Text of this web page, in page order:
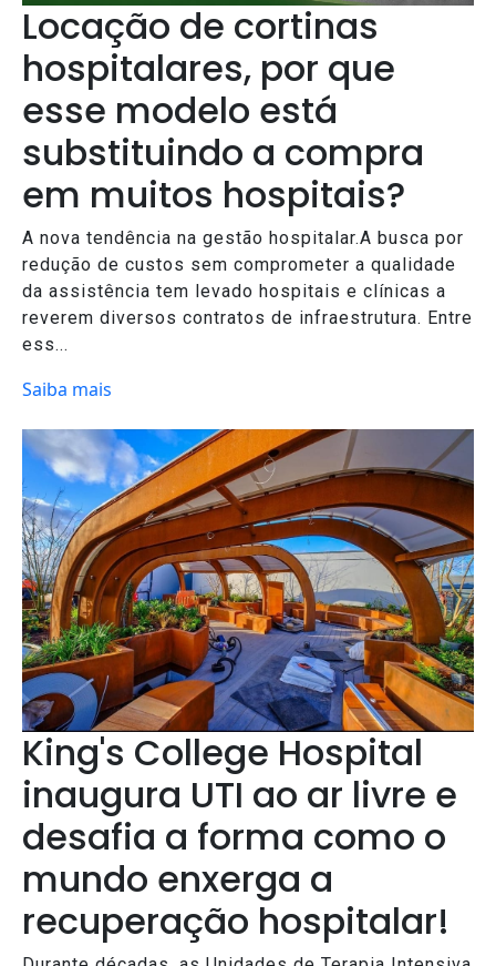
Locação de cortinas
hospitalares, por que
esse modelo está
substituindo a compra
em muitos hospitais?
A nova tendência na gestão hospitalar.A busca por
redução de custos sem comprometer a qualidade
da assistência tem levado hospitais e clínicas a
reverem diversos contratos de infraestrutura. Entre
ess...
Saiba mais
King's College Hospital
inaugura UTI ao ar livre e
desafia a forma como o
mundo enxerga a
recuperação hospitalar!